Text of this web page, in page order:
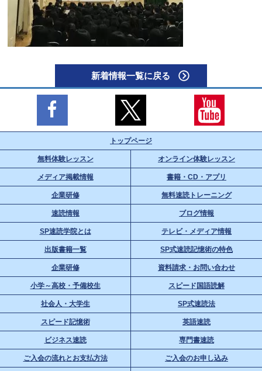
新着情報一覧に戻る
トップページ
無料体験レッスン オンライン体験レッスン
メディア掲載情報 書籍・CD・アプリ
企業研修 無料速読トレーニング
速読情報 ブログ情報
SP速読学院とは テレビ・メディア情報
出版書籍一覧 SP式速読記憶術の特色
企業研修 資料請求・お問い合わせ
小学～高校・予備校生 スピード国語読解
社会人・大学生 SP式速読法
スピード記憶術 英語速読
ビジネス速読 専門書速読
ご入会の流れとお支払方法 ご入会のお申し込み